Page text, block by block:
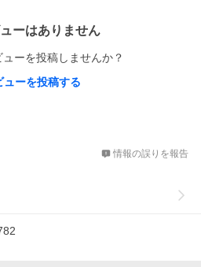
ーはありません
ーを投稿しませんか？
ューを投稿する
情報の誤りを報告